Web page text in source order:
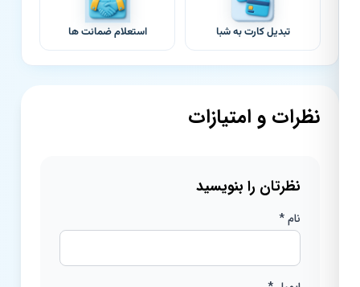
تبدیل کارت به شبا استعلام ضمانت ها
نظرات و امتیازات
نظرتان را بنویسید